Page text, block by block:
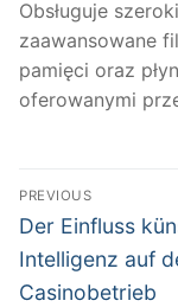
Obsługuje
zaawansowane
pamięci oraz
oferowanymi
Post
navigation
PREVIOUS
Previous
post:
Der Einfluss
Intelligenz auf
Casinobetrieb